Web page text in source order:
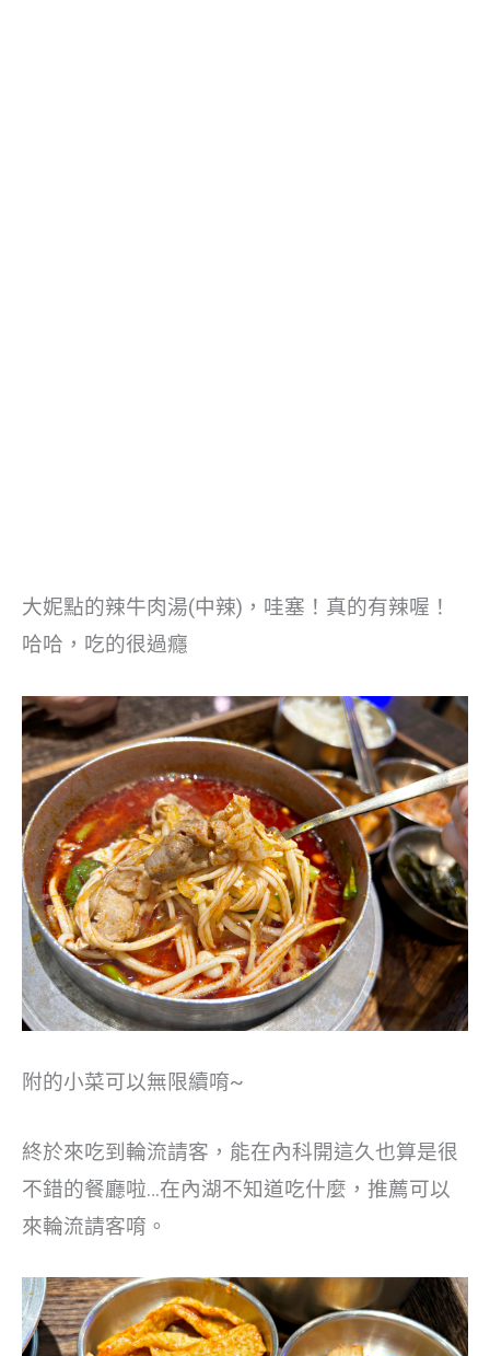
大妮點的辣牛肉湯(中辣)，哇塞！真的有辣喔！
哈哈，吃的很過癮
附的小菜可以無限續唷~
終於來吃到輪流請客，能在內科開這久也算是很
不錯的餐廳啦…在內湖不知道吃什麼，推薦可以
來輪流請客唷。